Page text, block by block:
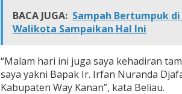
BACA JUGA: Sampah Bertumpuk
Walikota Sampaikan Hal Ini
“Malam hari ini juga saya kehadiran
saya yakni Bapak Ir. Irfan Nuranda
Kabupaten Way Kanan”, kata Beliau.